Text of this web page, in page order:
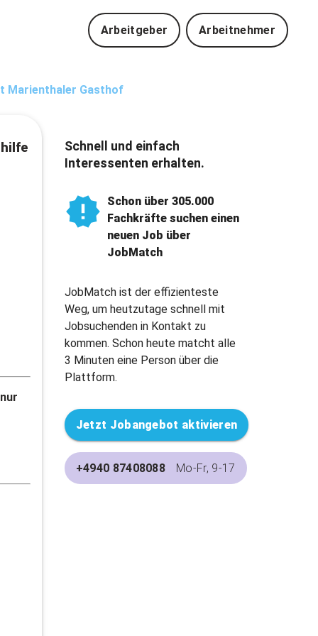
Arbeitgeber Arbeitnehmer
Marienthaler Gasthof
Schnell und einfach
Interessenten erhalten.
Schon über 305.000
Fachkräfte suchen einen
neuen Job über
JobMatch
JobMatch ist der effizienteste
Weg, um heutzutage schnell mit
Jobsuchenden in Kontakt zu
kommen. Schon heute matcht alle
3 Minuten eine Person über die
Plattform.
Jetzt Jobangebot aktivieren
+4940 87408088 Mo-Fr, 9-17